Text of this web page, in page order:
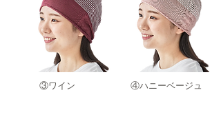
​③ワイン ​④ハニーベージュ